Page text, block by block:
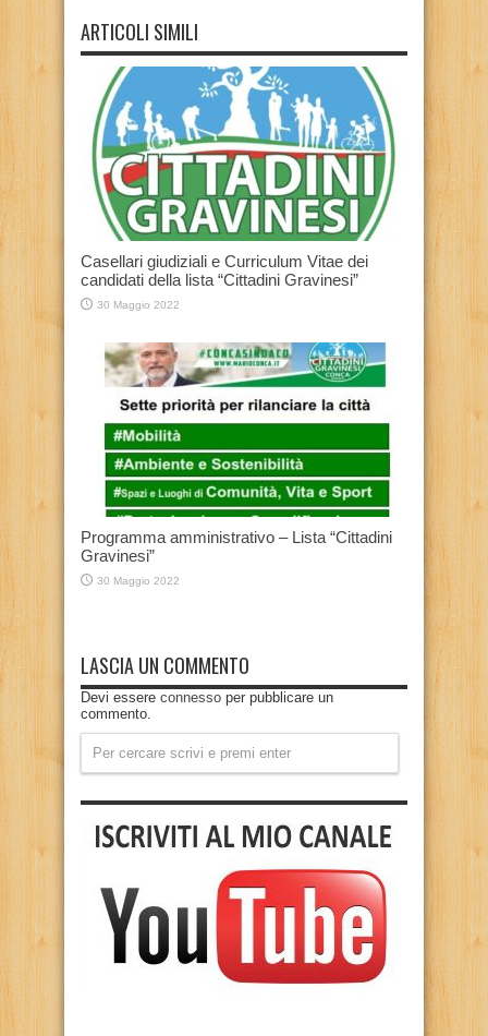
ARTICOLI SIMILI
Casellari giudiziali e Curriculum Vitae dei
candidati della lista “Cittadini Gravinesi”
30 Maggio 2022
Programma amministrativo – Lista “Cittadini
Gravinesi”
30 Maggio 2022
LASCIA UN COMMENTO
Devi essere connesso per pubblicare un
commento.